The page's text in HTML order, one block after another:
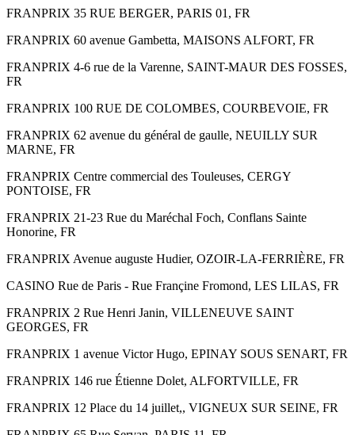
FRANPRIX 35 RUE BERGER, PARIS 01, FR
FRANPRIX 60 avenue Gambetta, MAISONS ALFORT, FR
FRANPRIX 4-6 rue de la Varenne, SAINT-MAUR DES FOSSES,
FR
FRANPRIX 100 RUE DE COLOMBES, COURBEVOIE, FR
FRANPRIX 62 avenue du général de gaulle, NEUILLY SUR
MARNE, FR
FRANPRIX Centre commercial des Touleuses, CERGY
PONTOISE, FR
FRANPRIX 21-23 Rue du Maréchal Foch, Conflans Sainte
Honorine, FR
FRANPRIX Avenue auguste Hudier, OZOIR-LA-FERRIÈRE, FR
CASINO Rue de Paris - Rue Françine Fromond, LES LILAS, FR
FRANPRIX 2 Rue Henri Janin, VILLENEUVE SAINT
GEORGES, FR
FRANPRIX 1 avenue Victor Hugo, EPINAY SOUS SENART, FR
FRANPRIX 146 rue Étienne Dolet, ALFORTVILLE, FR
FRANPRIX 12 Place du 14 juillet,, VIGNEUX SUR SEINE, FR